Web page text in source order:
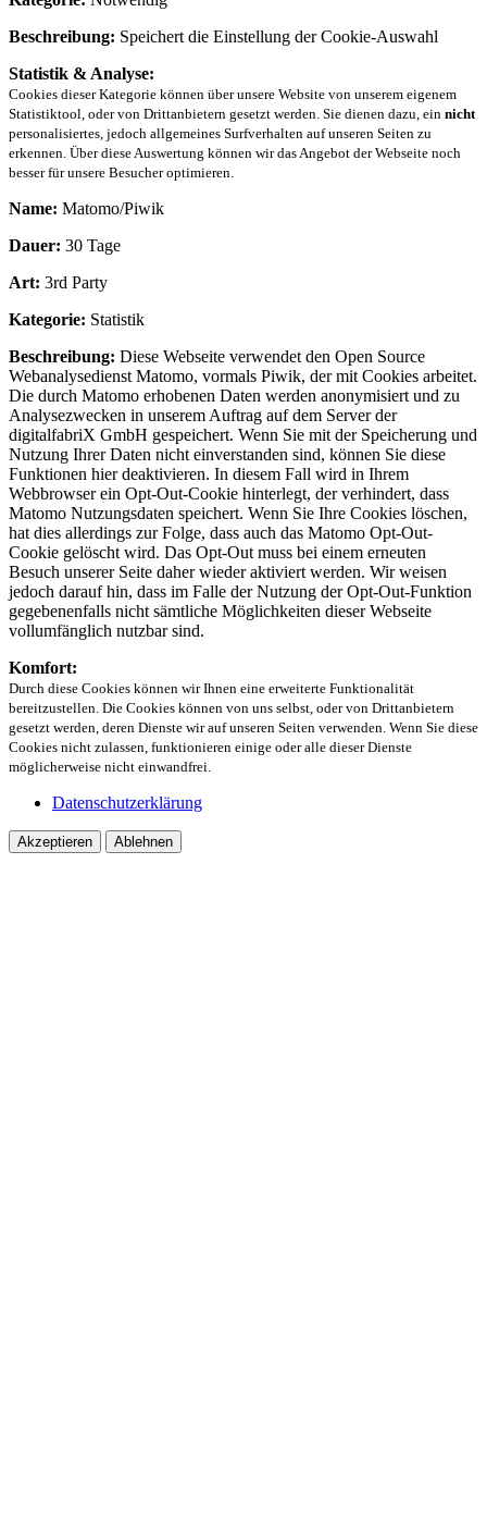
Beschreibung: Speichert die Einstellung der Cookie-Auswahl
Statistik & Analyse:
Cookies dieser Kategorie können über unsere Website von unserem eigenem
Statistiktool, oder von Drittanbietern gesetzt werden. Sie dienen dazu, ein nicht
personalisiertes, jedoch allgemeines Surfverhalten auf unseren Seiten zu
erkennen. Über diese Auswertung können wir das Angebot der Webseite noch
besser für unsere Besucher optimieren.
Name: Matomo/Piwik
Dauer: 30 Tage
Art: 3rd Party
Kategorie: Statistik
Beschreibung: Diese Webseite verwendet den Open Source
Webanalysedienst Matomo, vormals Piwik, der mit Cookies arbeitet.
Die durch Matomo erhobenen Daten werden anonymisiert und zu
Analysezwecken in unserem Auftrag auf dem Server der
digitalfabriX GmbH gespeichert. Wenn Sie mit der Speicherung und
Nutzung Ihrer Daten nicht einverstanden sind, können Sie diese
Funktionen hier deaktivieren. In diesem Fall wird in Ihrem
Webbrowser ein Opt-Out-Cookie hinterlegt, der verhindert, dass
Matomo Nutzungsdaten speichert. Wenn Sie Ihre Cookies löschen,
hat dies allerdings zur Folge, dass auch das Matomo Opt-Out-
Cookie gelöscht wird. Das Opt-Out muss bei einem erneuten
Besuch unserer Seite daher wieder aktiviert werden. Wir weisen
jedoch darauf hin, dass im Falle der Nutzung der Opt-Out-Funktion
gegebenenfalls nicht sämtliche Möglichkeiten dieser Webseite
vollumfänglich nutzbar sind.
Komfort:
Durch diese Cookies können wir Ihnen eine erweiterte Funktionalität
bereitzustellen. Die Cookies können von uns selbst, oder von Drittanbietern
gesetzt werden, deren Dienste wir auf unseren Seiten verwenden. Wenn Sie diese
Cookies nicht zulassen, funktionieren einige oder alle dieser Dienste
möglicherweise nicht einwandfrei.
Datenschutzerklärung
Akzeptieren Ablehnen